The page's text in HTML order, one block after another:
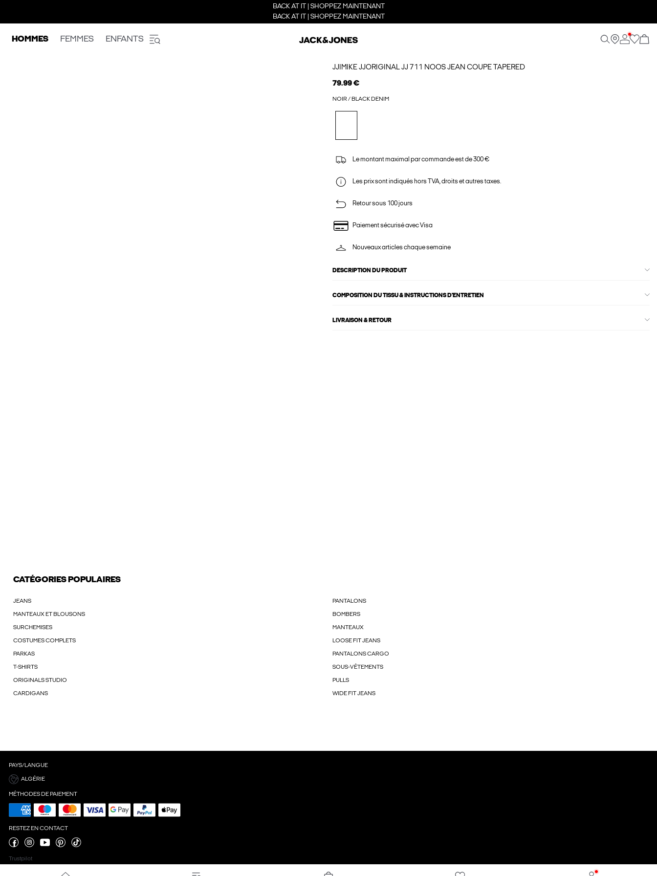
BACK AT IT | SHOPPEZ MAINTENANT
BACK AT IT | SHOPPEZ MAINTENANT
HOMMES FEMMES ENFANTS
JJIMIKE JJORIGINAL JJ 711 NOOS JEAN COUPE TAPERED
79.99 €
NOIR / BLACK DENIM
Le montant maximal par commande est de 300 €
Les prix sont indiqués hors TVA, droits et autres taxes.
Retour sous 100 jours
Paiement sécurisé avec Visa
Nouveaux articles chaque semaine
DESCRIPTION DU PRODUIT
COMPOSITION DU TISSU & INSTRUCTIONS D'ENTRETIEN
LIVRAISON & RETOUR
CATÉGORIES POPULAIRES
JEANS PANTALONS
MANTEAUX ET BLOUSONS BOMBERS
SURCHEMISES MANTEAUX
COSTUMES COMPLETS LOOSE FIT JEANS
PARKAS PANTALONS CARGO
T-SHIRTS SOUS-VÊTEMENTS
ORIGINALS STUDIO PULLS
CARDIGANS WIDE FIT JEANS
PAYS/LANGUE
ALGÉRIE
MÉTHODES DE PAIEMENT
RESTEZ EN CONTACT
Trustpilot